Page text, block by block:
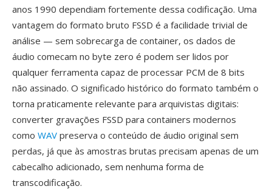
anos 1990 dependiam fortemente dessa codificação. Uma
vantagem do formato bruto FSSD é a facilidade trivial de
análise — sem sobrecarga de container, os dados de
áudio comecam no byte zero é podem ser lidos por
qualquer ferramenta capaz de processar PCM de 8 bits
não assinado. O significado histórico do formato também o
torna praticamente relevante para arquivistas digitais:
converter gravações FSSD para containers modernos
como WAV preserva o conteúdo de áudio original sem
perdas, já que às amostras brutas precisam apenas de um
cabecalho adicionado, sem nenhuma forma de
transcodificação.